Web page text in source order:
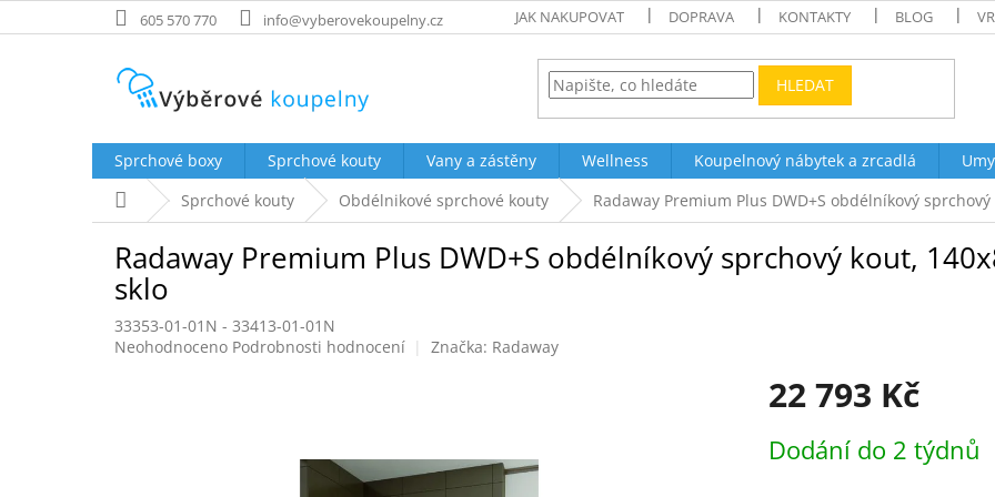
na
605 570 770 info@vyberovekoupelny.cz JAK NAKUPOVAT DOPRAVA KONTAKTY BLOG
HLEDAT
Sprchové boxy Sprchové kouty Vany a zástěny Wellness Koupelnový nábytek a zrcadlá
Domů Sprchové kouty Obdélnikové sprchové kouty Radaway Premium Plus DWD+S obdélníkový
Radaway Premium Plus DWD+S obdélníkový sprchový kout,
sklo
33353-01-01N - 33413-01-01N
Průměrné
Neohodnoceno Podrobnosti hodnocení Značka: Radaway
22 793 Kč
cena:
Dodání do 2 týdnů